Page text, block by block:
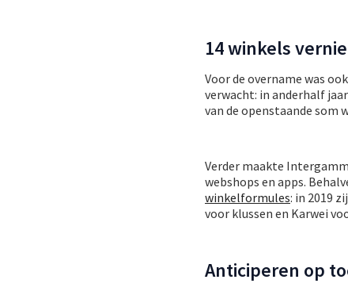
14 winkels
Voor de overname was
verwacht: in anderhalf
van de openstaande
Verder maakte
webshops en apps.
winkelformules: in 2019
voor klussen en Karwei
Anticiperen op